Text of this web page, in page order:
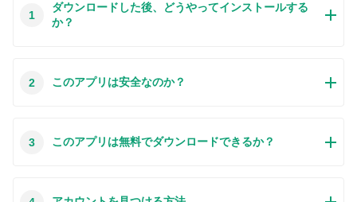
1
ダウンロードした後、どうやってインストールする
か？
Playストア以外からアプリをダウンロードする場合、この手
法について詳しくまとめました。このチュートリアルには詳
2 このアプリは安全なのか？
配するお方はたくさんいます。そして、私たちは本サイトか
3 このアプリは無料でダウンロードできるか？